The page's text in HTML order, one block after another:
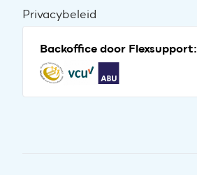
Privacybeleid
Backoffice door Flexsupport: